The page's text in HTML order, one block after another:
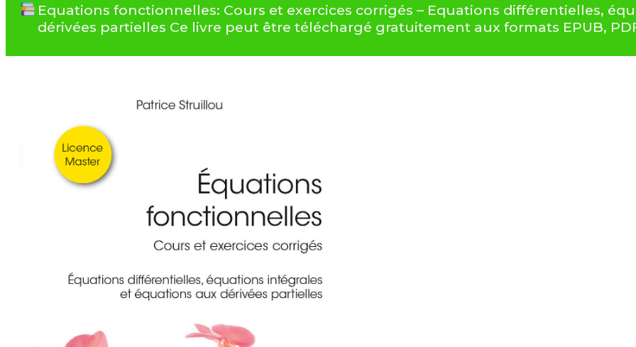
Equations fonctionnelles: Cours et exercices corrigés – Equations différentielles,
dérivées partielles Ce livre peut être téléchargé gratuitement aux formats EPUB,